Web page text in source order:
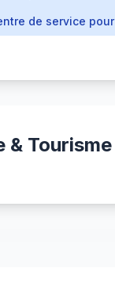
de service
& Tourisme